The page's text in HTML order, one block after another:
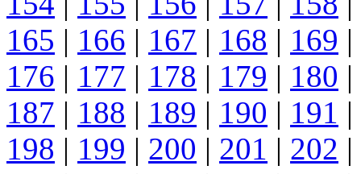
165 | 166 | 167 | 168 | 169 |
176 | 177 | 178 | 179 | 180 |
187 | 188 | 189 | 190 | 191 |
198 | 199 | 200 | 201 | 202 |